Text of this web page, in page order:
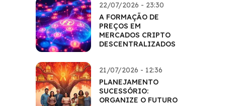
22/07/2026 - 23:30
A FORMAÇÃO DE
PREÇOS EM
MERCADOS CRIPTO
DESCENTRALIZADOS
21/07/2026 - 12:36
PLANEJAMENTO
SUCESSÓRIO:
ORGANIZE O FUTURO